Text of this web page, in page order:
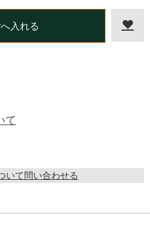
て
いて問い合わせる